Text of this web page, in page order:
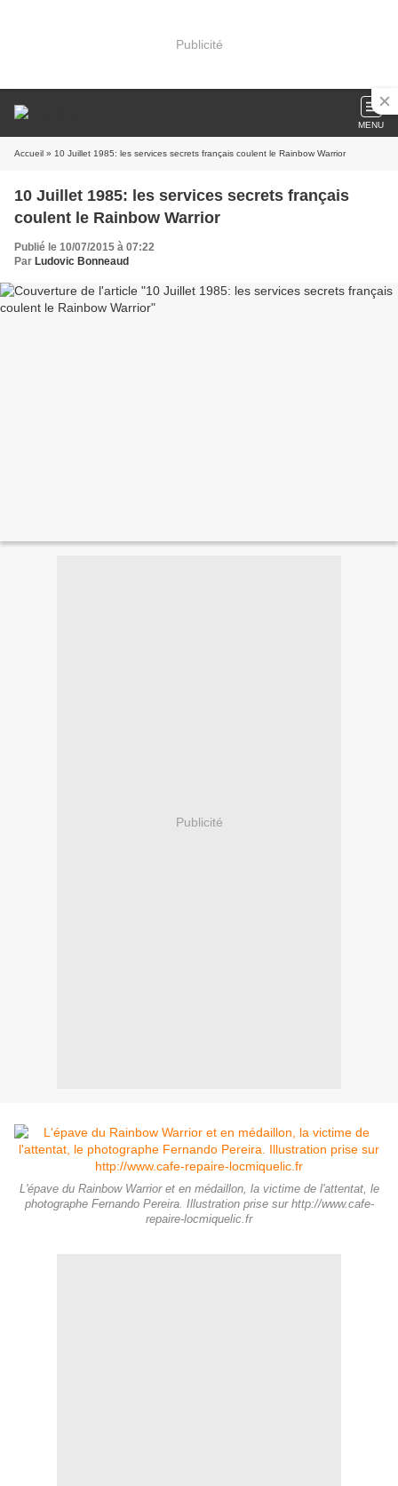
Publicité
MENU
Accueil » 10 Juillet 1985: les services secrets français coulent le Rainbow Warrior
10 Juillet 1985: les services secrets français
coulent le Rainbow Warrior
Publié le 10/07/2015 à 07:22
Par Ludovic Bonneaud
Publicité
L'épave du Rainbow Warrior et en médaillon, la victime de l'attentat, le
photographe Fernando Pereira. Illustration prise sur http://www.cafe-
repaire-locmiquelic.fr